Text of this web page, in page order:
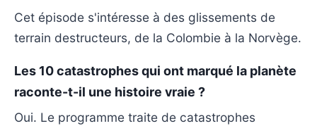
Cet épisode s'intéresse à des glissements de
terrain destructeurs, de la Colombie à la Norvège.
Les 10 catastrophes qui ont marqué la planète
raconte-t-il une histoire vraie ?
Oui. Le programme traite de catastrophes